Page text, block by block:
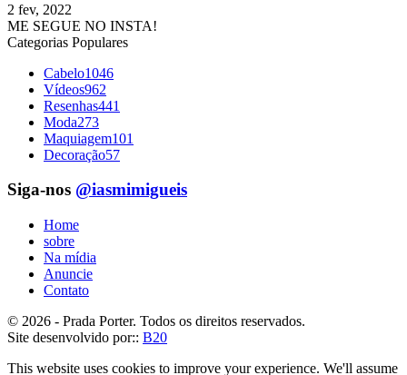
2 fev, 2022
ME SEGUE NO INSTA!
Categorias Populares
Cabelo1046
Vídeos962
Resenhas441
Moda273
Maquiagem101
Decoração57
Siga-nos @iasmimigueis
Home
sobre
Na mídia
Anuncie
Contato
© 2026 - Prada Porter. Todos os direitos reservados.
Site desenvolvido por:: B20
This website uses cookies to improve your experience. We'll assume